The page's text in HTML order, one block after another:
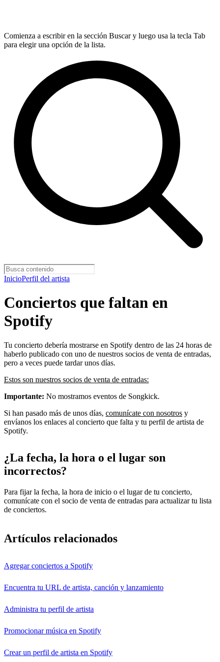
Comienza a escribir en la sección Buscar y luego usa la tecla Tab
para elegir una opción de la lista.
InicioPerfil del artista
Conciertos que faltan en
Spotify
Tu concierto debería mostrarse en Spotify dentro de las 24 horas de
haberlo publicado con uno de nuestros socios de venta de entradas,
pero a veces puede tardar unos días.
Estos son nuestros socios de venta de entradas:
Importante: No mostramos eventos de Songkick.
Si han pasado más de unos días, comunícate con nosotros y
envíanos los enlaces al concierto que falta y tu perfil de artista de
Spotify.
¿La fecha, la hora o el lugar son
incorrectos?
Para fijar la fecha, la hora de inicio o el lugar de tu concierto,
comunícate con el socio de venta de entradas para actualizar tu lista
de conciertos.
Artículos relacionados
Agregar conciertos a Spotify
Encuentra tu URL de artista, canción y lanzamiento
Administra tu perfil de artista
Promocionar música en Spotify
Crear un perfil de artista en Spotify